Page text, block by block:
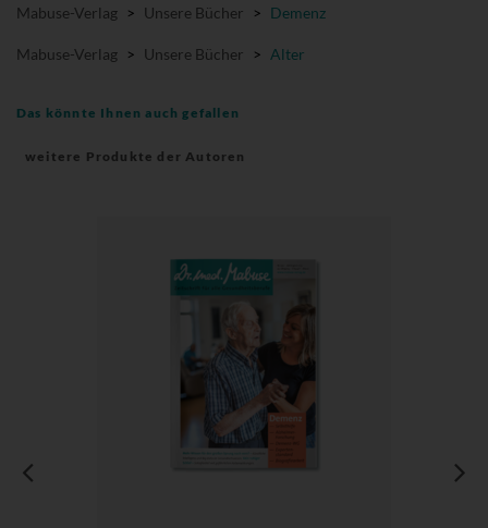
Mabuse-Verlag > Unsere Bücher > Demenz
Mabuse-Verlag > Unsere Bücher > Alter
Das könnte Ihnen auch gefallen
weitere Produkte der Autoren